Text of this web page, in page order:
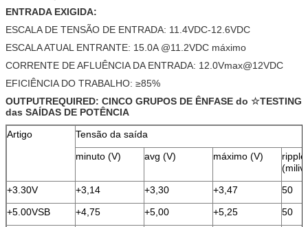
ENTRADA EXIGIDA:
ESCALA DE TENSÃO DE ENTRADA: 11.4VDC-12.6VDC
ESCALA ATUAL ENTRANTE: 15.0A @11.2VDC máximo
CORRENTE DE AFLUÊNCIA DA ENTRADA: 12.0Vmax@12VDC
EFICIÊNCIA DO TRABALHO: ≥85%
OUTPUTREQUIRED: CINCO GRUPOS DE ÊNFASE do ☆TESTING
das SAÍDAS DE POTÊNCIA
Artigo
Tensão da saída
minuto (V)
avg (V) máximo (V)
+3.30V
+3,14 +3,30 +3,47
50
+5.00VSB
+4,75 +5,00 +5,25
50